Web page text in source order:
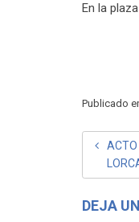
En la
Publicado
DE
ACTO
DEJA